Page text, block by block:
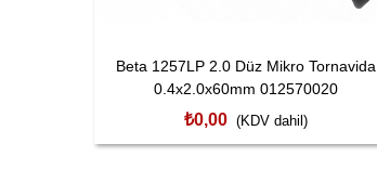
Beta 1257LP 2.0 Düz Mikro Tornavida
0.4x2.0x60mm 012570020
₺0,00 (KDV dahil)